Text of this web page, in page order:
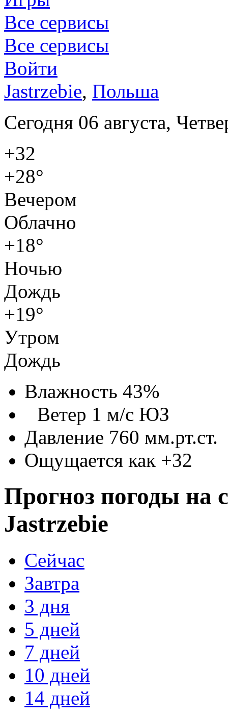
Все сервисы
Все сервисы
Войти
Jastrzebie, Польша
Сегодня 06 августа,
+32
+28°
Вечером
Облачно
+18°
Ночью
Дождь
+19°
Утром
Дождь
Влажность 43%
Ветер 1 м/с ЮЗ
Давление 760 мм.рт.ст.
Ощущается как +32
Прогноз погоды на
Jastrzebie
Сейчас
Завтра
3 дня
5 дней
7 дней
10 дней
14 дней